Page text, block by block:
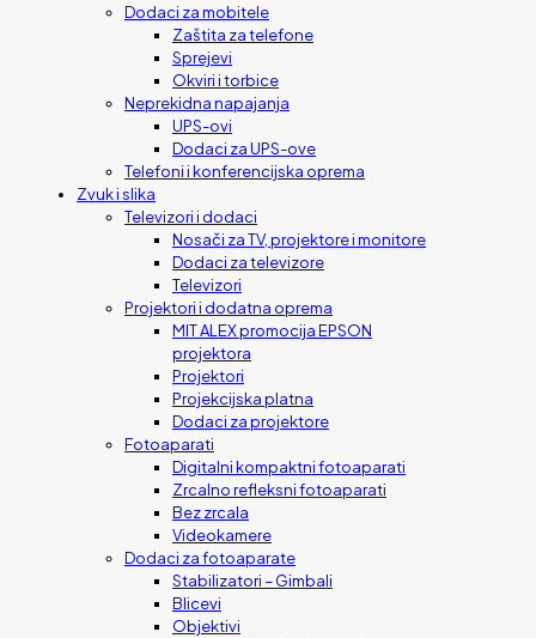
Dodaci za mobitele
Zaštita za telefone
Sprejevi
Okviri i torbice
Neprekidna napajanja
UPS-ovi
Dodaci za UPS-ove
Telefoni i konferencijska oprema
Zvuk i slika
Televizori i dodaci
Nosači za TV, projektore i monitore
Dodaci za televizore
Televizori
Projektori i dodatna oprema
MIT ALEX promocija EPSON
projektora
Projektori
Projekcijska platna
Dodaci za projektore
Fotoaparati
Digitalni kompaktni fotoaparati
Zrcalno refleksni fotoaparati
Bez zrcala
Videokamere
Dodaci za fotoaparate
Stabilizatori – Gimbali
Blicevi
Objektivi